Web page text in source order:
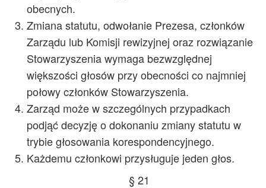
obecnych.
Zmiana statutu, odwołanie Prezesa, członków
Zarządu lub Komisji rewizyjnej oraz rozwiązanie
Stowarzyszenia wymaga bezwzględnej
większości głosów przy obecności co najmniej
połowy członków Stowarzyszenia.
Zarząd może w szczególnych przypadkach
podjąć decyzję o dokonaniu zmiany statutu w
trybie głosowania korespondencyjnego.
Każdemu członkowi przysługuje jeden głos.
§ 21